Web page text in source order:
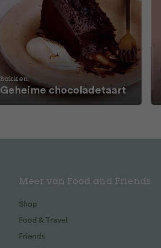
Bakken
Geheime chocoladetaart
Meer van Food and Friends
Shop
Food & Travel
Friends